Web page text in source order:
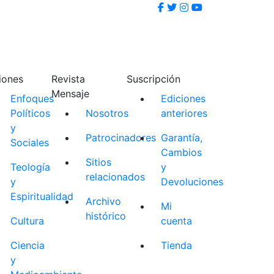
Enfoques
Políticos
y
Sociales
Teología
y
Espiritualidad
Cultura
Ciencia
y
Revista
Mensaje
Nosotros
Patrocinadores
Sitios
relacionados
Archivo
histórico
Suscripción
Ediciones
anteriores
Garantía,
Cambios
y
Devoluciones
Mi
cuenta
Tienda